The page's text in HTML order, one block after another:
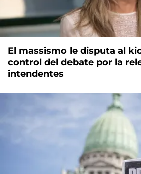
El massismo le disputa al
control del debate por la
intendentes